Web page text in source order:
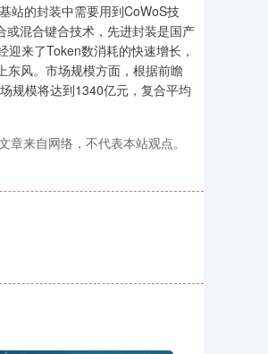
站的封装中需要用到CoWoS技
混合键合技术，先进封装是国产
来了Token数消耗的快速增长，
东风。市场规模方面，根据前瞻
规模将达到1340亿元，复合平均
章来自网络，不代表本站观点。